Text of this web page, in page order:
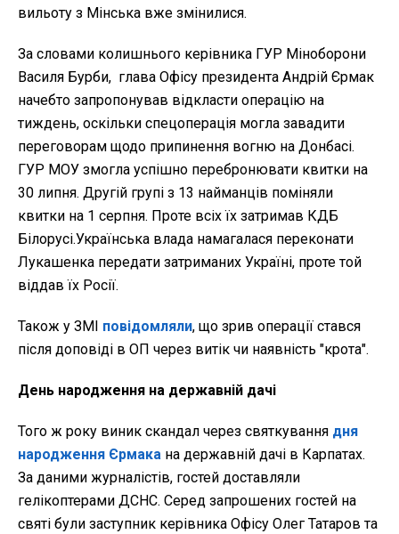
вильоту з Мінська вже змінилися.
За словами колишнього керівника ГУР Міноборони
Василя Бурби, глава Офісу президента Андрій Єрмак
начебто запропонував відкласти операцію на
тиждень, оскільки спецоперація могла завадити
переговорам щодо припинення вогню на Донбасі.
ГУР МОУ змогла успішно перебронювати квитки на
30 липня. Другій групі з 13 найманців поміняли
квитки на 1 серпня. Проте всіх їх затримав КДБ
Білорусі.Українська влада намагалася переконати
Лукашенка передати затриманих Україні, проте той
віддав їх Росії.
Також у ЗМІ повідомляли, що зрив операції стався
після доповіді в ОП через витік чи наявність "крота".
День народження на державній дачі
Того ж року виник скандал через святкування дня
народження Єрмака на державній дачі в Карпатах.
За даними журналістів, гостей доставляли
гелікоптерами ДСНС. Серед запрошених гостей на
святі були заступник керівника Офісу Олег Татаров та